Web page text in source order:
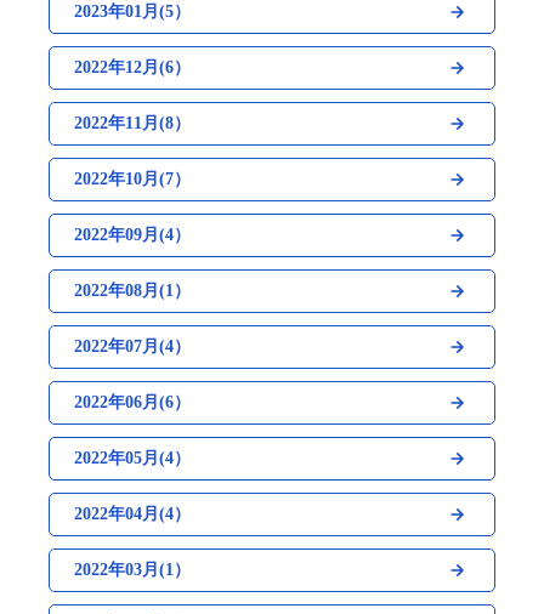
2023年01月(5）
2022年12月(6）
2022年11月(8）
2022年10月(7）
2022年09月(4）
2022年08月(1）
2022年07月(4）
2022年06月(6）
2022年05月(4）
2022年04月(4）
2022年03月(1）